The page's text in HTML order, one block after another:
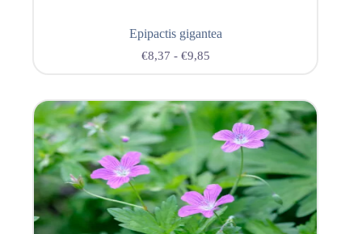
Epipactis gigantea
€8,37 - €9,85